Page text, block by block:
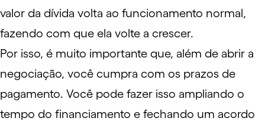
valor da dívida volta ao funcionamento normal,
fazendo com que ela volte a crescer.
Por isso, é muito importante que, além de abrir a
negociação, você cumpra com os prazos de
pagamento. Você pode fazer isso ampliando o
tempo do financiamento e fechando um acordo